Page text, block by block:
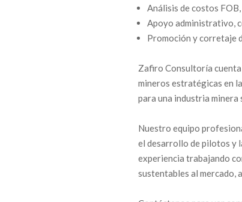
Í
A
Análisis de costos
Apoyo administrativo,
Promoción y corretaje
Zafiro Consultoría cuenta
mineros estratégicas en
para una industria minera
Nuestro equipo
el desarrollo de pilotos y
experiencia trabajando
sustentables al mercado,